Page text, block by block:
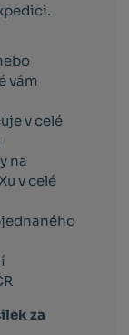
vám
v celé
na
v celé
za